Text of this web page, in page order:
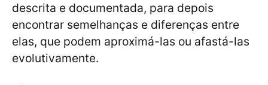
descrita e documentada, para depois
encontrar semelhanças e diferenças entre
elas, que podem aproximá-las ou afastá-las
evolutivamente.